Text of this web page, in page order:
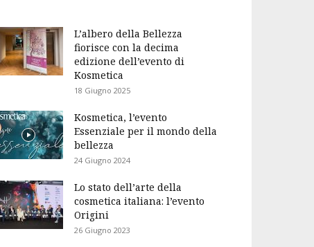
L’albero della Bellezza
fiorisce con la decima
edizione dell’evento di
Kosmetica
18 Giugno 2025
Kosmetica, l’evento
Essenziale per il mondo della
bellezza
24 Giugno 2024
Lo stato dell’arte della
cosmetica italiana: l’evento
Origini
26 Giugno 2023